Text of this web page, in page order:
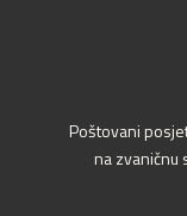
Poštovani
na zvaničnu